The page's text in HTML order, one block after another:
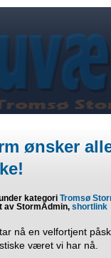
ønsker
kategoriTromsø
av StormAdmin,shortlink
nå en velfortjent
været vi har nå.